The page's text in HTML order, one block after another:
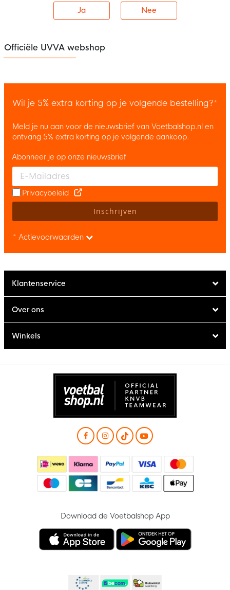
Ja Nee
Officiële UVVA webshop
Wil je 5% extra korting op je volgende bestelling?*
Meld je nu aan voor de nieuwsbrief van Voetbalshop.nl en
ontvang 5% extra korting op je volgende aankoop.
Enter your email and accept the privacy policy to subscribe to
Abonneer je op onze nieuwsbrief
Privacybeleid
Inschrijven
* Actievoorwaarden
Klantenservice
Over ons
Winkels
Download de Voetbalshop App